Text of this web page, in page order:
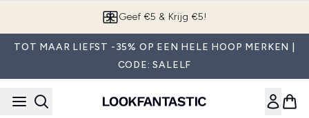
Geef €5 & Krijg €5!
TOT MAAR LIEFST -35% OP EEN HELE HOOP MERKEN |
CODE: SALELF